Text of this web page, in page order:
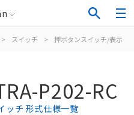
> スイッチ > 押ボタンスイッチ/表示灯
P202-RC
ッチ 形式仕様一覧